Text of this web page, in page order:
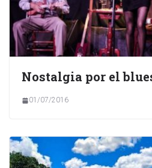
Nostalgia por el
01/07/2016